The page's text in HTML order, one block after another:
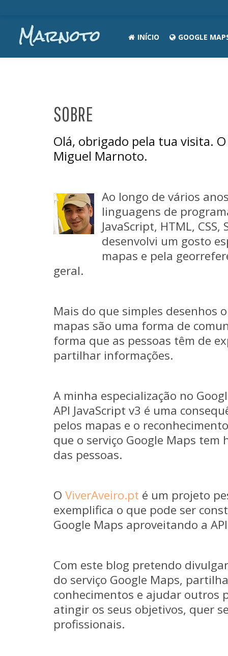
INÍCIO GOOGLE
SOBRE
Olá, obrigado pela tua visita.
Miguel Marnoto.
Ao longo de vários
linguagens de
JavaScript, HTML, CSS,
desenvolvi um gosto
mapas e pela
geral.
Mais do que simples desenhos
mapas são uma forma de
forma que as pessoas têm de
partilhar informações.
A minha especialização no
API JavaScript v3 é uma
pelos mapas e o
que o serviço Google Maps tem
das pessoas.
O ViverAveiro.pt é um projeto
exemplifica o que pode ser
Google Maps aproveitando a
Com este blog pretendo
do serviço Google Maps,
conhecimentos e ajudar outros
atingir os seus objetivos, quer
profissionais.